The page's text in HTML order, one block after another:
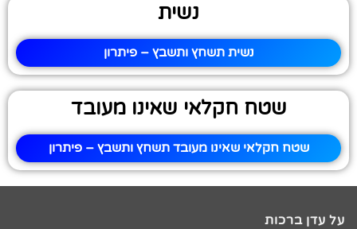
נשית
נשית תשחץ ותשבץ – פיתרון
שטח חקלאי שאינו מעובד
שטח חקלאי שאינו מעובד תשחץ ותשבץ – פיתרון
על עדן ברכות